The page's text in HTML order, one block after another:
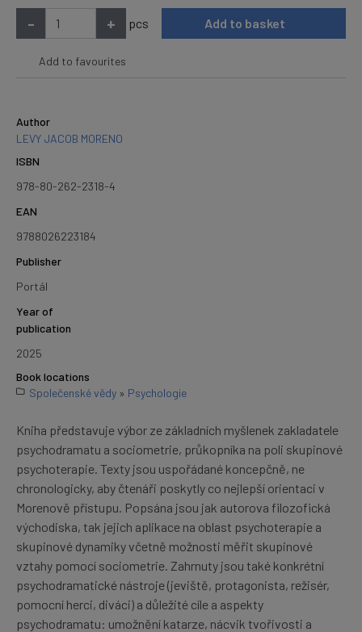
- + pcs Add to basket
Add to favourites
Author
LEVY JACOB MORENO
ISBN
978-80-262-2318-4
EAN
9788026223184
Publisher
Portál
Year of
publication
2025
Book locations
Společenské vědy » Psychologie
Kniha představuje výbor ze základních myšlenek zakladatele
psychodramatu a sociometrie, průkopníka na poli skupinové
psychoterapie. Texty jsou uspořádané koncepčně, ne
chronologicky, aby čtenáři poskytly co nejlepší orientaci v
Morenově přístupu. Popsána jsou jak autorova filozofická
východiska, tak jejich aplikace na oblast psychoterapie a
skupinové dynamiky včetně možnosti měřit skupinové
vztahy pomocí sociometrie. Zahrnuty jsou také konkrétní
psychodramatické nástroje (jeviště, protagonista, režisér,
pomocní herci, diváci) a důležité cíle a aspekty
psychodramatu: umožnění katarze, nácvik tvořivosti a